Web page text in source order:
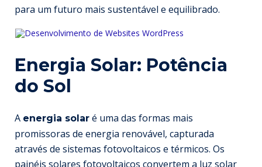
para um futuro mais sustentável e equilibrado.
Energia Solar: Potência
do Sol
A energia solar é uma das formas mais
promissoras de energia renovável, capturada
através de sistemas fotovoltaicos e térmicos. Os
painéis solares fotovoltaicos convertem a luz solar